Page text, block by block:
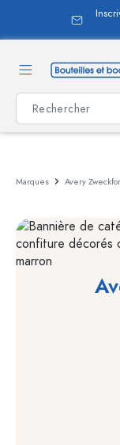
principal
Marques Avery